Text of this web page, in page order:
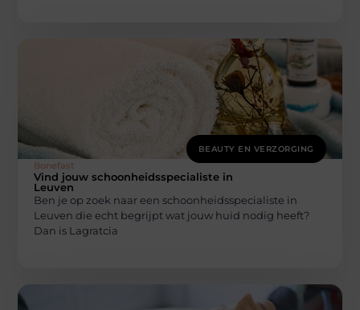
BEAUTY EN VERZORGING
Bonefast
Vind jouw schoonheidsspecialiste in
Leuven
Ben je op zoek naar een schoonheidsspecialiste in
Leuven die echt begrijpt wat jouw huid nodig heeft?
Dan is Lagratcia